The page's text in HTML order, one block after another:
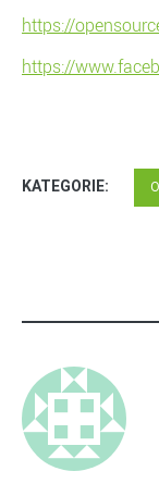
https://
https://
KATEGORIE: